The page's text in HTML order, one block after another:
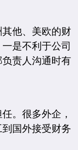
他、美欧的财
是不利于公司
责人沟通时有
。很多外企，
国外接受财务